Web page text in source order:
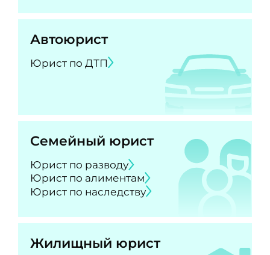
Автоюрист
Юрист по ДТП
Семейный юрист
Юрист по разводу
Юрист по алиментам
Юрист по наследству
Жилищный юрист